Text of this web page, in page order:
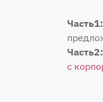
Часть1:
Часть2:
с